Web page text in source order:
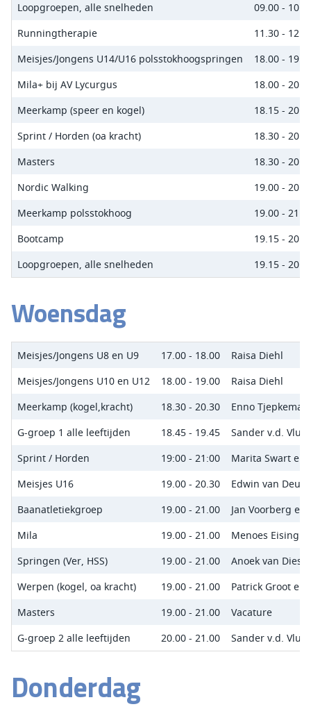
Loopgroepen, alle snelheden
09.00 -
Runningtherapie
11.30 -
Meisjes/Jongens U14/U16 polsstokhoogspringen
18.00 -
Mila+ bij AV Lycurgus
18.00 -
Meerkamp (speer en kogel)
18.15 -
Sprint / Horden (oa kracht)
18.30 -
Masters
18.30 -
Nordic Walking
19.00 -
Meerkamp polsstokhoog
19.00 -
Bootcamp
19.15 -
Loopgroepen, alle snelheden
19.15 -
Woensdag
Meisjes/Jongens U8 en U9 17.00 - 18.00
Raisa Diehl
Meisjes/Jongens U10 en U12
18.00 - 19.00
Raisa Diehl
Meerkamp (kogel,kracht)
18.30 - 20.30
Enno Tjepkema
G-groep 1 alle leeftijden
18.45 - 19.45
Sander v.d.
Sprint / Horden
19:00 - 21:00
Marita Swart en
Meisjes U16
19.00 - 20.30
Edwin van
Baanatletiekgroep
19.00 - 21.00
Jan Voorberg en
Mila
19.00 - 21.00
Menoes Eising
Springen (Ver, HSS)
19.00 - 21.00
Anoek van
Werpen (kogel, oa kracht)
19.00 - 21.00
Patrick Groot en
Masters
19.00 - 21.00
Vacature
G-groep 2 alle leeftijden
20.00 - 21.00 Sander v.d.
Donderdag